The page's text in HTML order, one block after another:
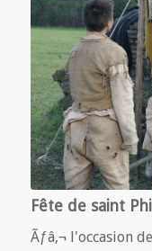
Fête de saint
Ãƒâ‚¬ l'occasion